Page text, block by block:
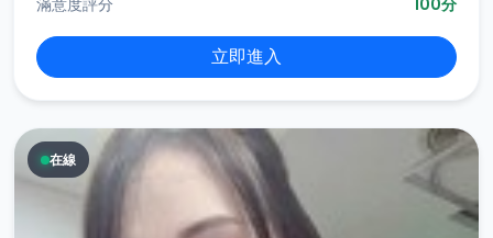
滿意度評分 100分
立即進入
在線